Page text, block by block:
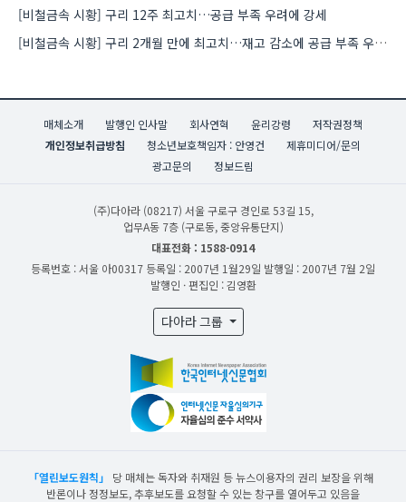
[비철금속 시황] 구리 12주 최고치…공급 부족 우려에 강세
[비철금속 시황] 구리 2개월 만에 최고치…재고 감소에 공급 부족 우려 확대
매체소개 발행인 인사말 회사연혁 윤리강령
저작권정책
개인정보취급방침
청소년보호책임자 : 안영건
제휴미디어/문의
광고문의
정보드림
(주)다아라 (08217) 서울 구로구 경인로 53길 15,
업무A동 7층 (구로동, 중앙유통단지)
대표전화 : 1588-0914
등록번호 : 서울 아00317 등록일 : 2007년 1월29일 발행일 : 2007년 7월 2일
발행인 · 편집인 : 김영환
다아라 그룹
「열린보도원칙」
당 매체는 독자와 취재원 등 뉴스이용자의 권리 보장을 위해
반론이나 정정보도, 추후보도를 요청할 수 있는 창구를 열어두고 있음을